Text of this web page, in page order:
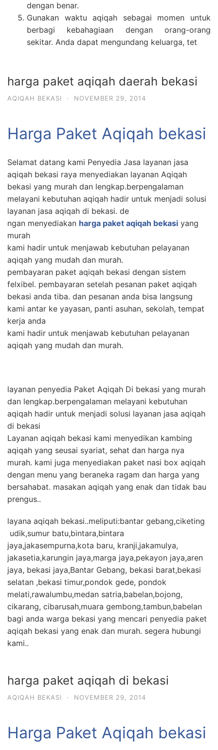
dengan benar.
Gunakan waktu aqiqah sebagai momen untuk
berbagi kebahagiaan dengan orang-orang
sekitar. Anda dapat mengundang keluarga, tet
harga paket aqiqah daerah bekasi
AQIQAH BEKASI · NOVEMBER 29, 2014
Harga Paket Aqiqah bekasi
Selamat datang kami Penyedia Jasa layanan jasa
aqiqah bekasi raya menyediakan layanan Aqiqah
bekasi yang murah dan lengkap.berpengalaman
melayani kebutuhan aqiqah hadir untuk menjadi solusi
layanan jasa aqiqah di bekasi. de
ngan menyediakan harga paket aqiqah bekasi yang
murah
kami hadir untuk menjawab kebutuhan pelayanan
aqiqah yang mudah dan murah.
pembayaran paket aqiqah bekasi dengan sistem
felxibel. pembayaran setelah pesanan paket aqiqah
bekasi anda tiba. dan pesanan anda bisa langsung
kami antar ke yayasan, panti asuhan, sekolah, tempat
kerja anda
kami hadir untuk menjawab kebutuhan pelayanan
aqiqah yang mudah dan murah.
layanan penyedia Paket Aqiqah Di bekasi yang murah
dan lengkap.berpengalaman melayani kebutuhan
aqiqah hadir untuk menjadi solusi layanan jasa aqiqah
di bekasi
Layanan aqiqah bekasi kami menyedikan kambing
aqiqah yang seusai syariat, sehat dan harga nya
murah. kami juga menyediakan paket nasi box aqiqah
dengan menu yang beraneka ragam dan harga yang
bersahabat. masakan aqiqah yang enak dan tidak bau
prengus..
layana aqiqah bekasi..meliputi:bantar gebang,ciketing
udik,sumur batu,bintara,bintara
jaya,jakasempurna,kota baru, kranji,jakamulya,
jakasetia,karungin jaya,marga jaya,pekayon jaya,aren
jaya, bekasi jaya,Bantar Gebang, bekasi barat,bekasi
selatan ,bekasi timur,pondok gede, pondok
melati,rawalumbu,medan satria,babelan,bojong,
cikarang, cibarusah,muara gembong,tambun,babelan
bagi anda warga bekasi yang mencari penyedia paket
aqiqah bekasi yang enak dan murah. segera hubungi
kami..
harga paket aqiqah di bekasi
AQIQAH BEKASI · NOVEMBER 29, 2014
Harga Paket Aqiqah bekasi